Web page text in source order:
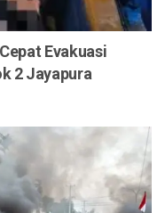
Evakuasi
2 Jayapura